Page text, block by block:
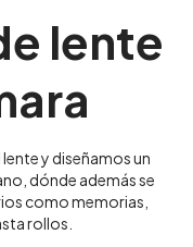
lente
y diseñamos un
dónde además se
como memorias,
rollos.